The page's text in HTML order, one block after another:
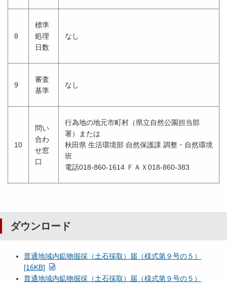
8
標準
処理
日数
なし
9
審査
基準
なし
10
問い
合わ
せ窓
口
行為地の地元市町村（県立自然公園担当部
署）または
秋田県 生活環境部 自然保護課 調整・自然環境
班
電話018-860-1614 ＦＡＸ018-860-383
ダウンロード
普通地域内鉱物掘採（土石採取）届（様式第９号の５）
[16KB]
普通地域内鉱物掘採（土石採取）届（様式第９号の５）